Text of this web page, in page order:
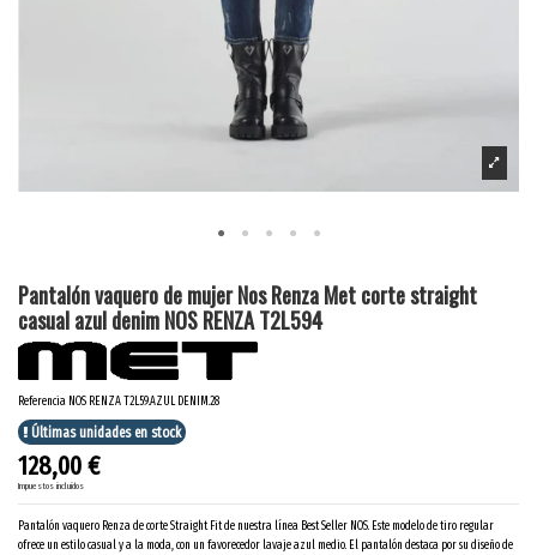
Pantalón vaquero de mujer Nos Renza Met corte straight
casual azul denim NOS RENZA T2L594
Referencia NOS RENZA T2L59.AZUL DENIM.28
Últimas unidades en stock
128,00 €
Impuestos incluidos
Pantalón vaquero Renza de corte Straight Fit de nuestra línea Best Seller NOS. Este modelo de tiro regular
ofrece un estilo casual y a la moda, con un favorecedor lavaje azul medio. El pantalón destaca por su diseño de